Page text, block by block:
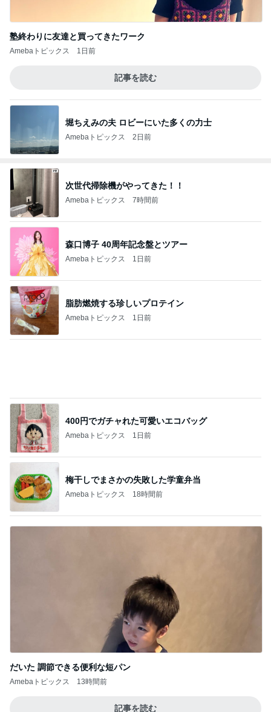
塾終わりに友達と買ってきたワーク
Amebaトピックス 1日前
記事を読む
堀ちえみの夫 ロビーにいた多くの力士
Amebaトピックス 2日前
次世代掃除機がやってきた！！
Amebaトピックス 7時間前
森口博子 40周年記念盤とツアー
Amebaトピックス 1日前
脂肪燃焼する珍しいプロテイン
Amebaトピックス 1日前
400円でガチャれた可愛いエコバッグ
Amebaトピックス 1日前
梅干しでまさかの失敗した学童弁当
Amebaトピックス 18時間前
だいた 調節できる便利な短パン
Amebaトピックス 13時間前
記事を読む